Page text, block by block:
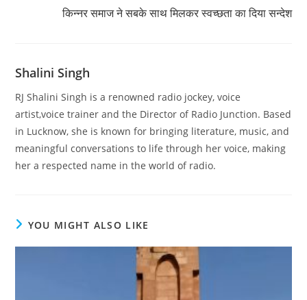
किन्नर समाज ने सबके साथ मिलकर स्वच्छता का दिया सन्देश
Shalini Singh
RJ Shalini Singh is a renowned radio jockey, voice
artist,voice trainer and the Director of Radio Junction. Based
in Lucknow, she is known for bringing literature, music, and
meaningful conversations to life through her voice, making
her a respected name in the world of radio.
YOU MIGHT ALSO LIKE